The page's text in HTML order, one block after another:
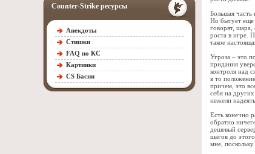
Counter-Strike ресурсы
Анекдоты
Стишки
FAQ по КС
Картинки
CS Басни
Большая часть
Но бытует еще
говорят, шара,
роста в игре.
такое
Угроза – это
придания
контроля над
в то
причем, это
себя на
нежели
Есть конечно
обратно
дешевый
шагов до
мне,